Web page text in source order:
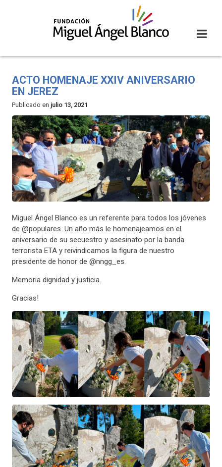
ACTO HOMENAJE XXIV ANIVERSARIO
EN JEREZ
Publicado en julio 13, 2021
Miguel Ángel Blanco es un referente para todos los jóvenes
de @populares. Un año más le homenajeamos en el
aniversario de su secuestro y asesinato por la banda
terrorista ETA y reivindicamos la figura de nuestro
presidente de honor de @nngg_es.
Memoria dignidad y justicia.
Gracias!